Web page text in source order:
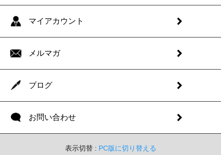
マイアカウント
メルマガ
ブログ
お問い合わせ
表示切替 : PC版に切り替える